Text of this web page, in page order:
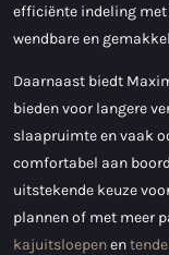
efficiënte indeling met
wendbare en
Daarnaast biedt
bieden voor langere
slaapruimte en vaak
comfortabel aan
uitstekende keuze
plannen of met meer
kajuitsloepenen